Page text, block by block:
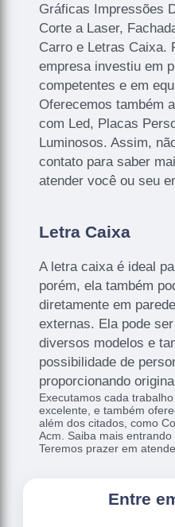
Gráficas Impressões
Corte a Laser,
Carro e Letras Caixa.
empresa investiu em
competentes e em
Oferecemos também
com Led, Placas
Luminosos. Assim,
contato para saber
atender você ou seu
Letra Caixa
A letra caixa é ideal
porém, ela também
diretamente em
externas. Ela pode
diversos modelos e
possibilidade de
proporcionando
Executamos cada
excelente, e também
além dos citados, como
Acm. Saiba mais entrando
Teremos prazer em
Entre